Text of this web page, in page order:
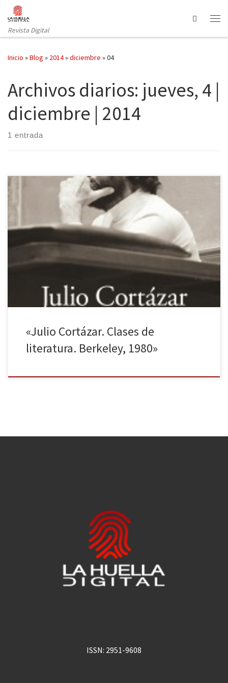
Saltar al contenido
Revista Digital
Search
Inicio »Blog » 2014»diciembre »04
Archivos diarios: jueves, 4 |
diciembre | 2014
1 entrada
Cierto día escuche a Cortázar sin saber que se llamaba Julio, sin
conocer su literatura. Fue hace tiempo, durante mi niñez.
Entonces me llamó la atención su tono pausado, la cadencia en la
que se iban poco a poco desgranando las palabras, la ideas. La
plática era interesante entre el […]
«Julio Cortázar. Clases de
literatura. Berkeley, 1980»
ISSN: 2951-9608